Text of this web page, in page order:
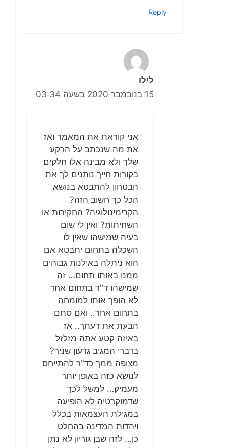
Reply
לילו
15 בנובמבר 2020 בשעה 03:34
אני קוראת את המאמר ואז
את מה שנכתב על הרקע
שלך ולא מבינה אלו חלקים
בקורות חייך נותנים לך את
הבטחון להתבטא בנושא
הכל כך חשוב הזה?
הקרימינולוגיה? החקירות או
השחיתות? ואין לי שום
בעיה שמישהו שאין לו
השכלה בתחום יתבטא אם
הוא ניתלה באילנות גבוהים
ממנו באותו תחום… זה
שמישהו ד"ר בתחום אחד
לא הופך אותו למומחה
בתחום אחר.. ואם סתם
הבעת את דעתך.. אז
באיזה קטע אתה מזלזל
בדברי המגיב גדעון שניר?
מצופה ממך כד"ר להתייחס
לנושא כזה באופן יותר
מעמיק… למשל לכך
שדמוקרטיה לא הופיעה
במגילת העצמאות בכלל
ויהדות המדינה בהחלט
כן… לזה שבן גוריון לא נתן